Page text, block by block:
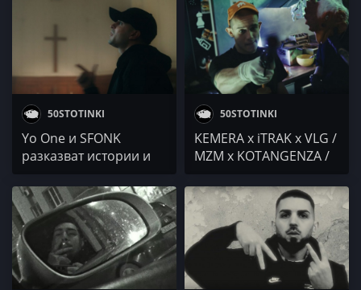
50STOTINKI
Yo One и SFONK
разказват истории и
50STOTINKI
KEMERA x iTRAK x VLG /
MZM x KOTANGENZA /
GRAIFERA x ArtimoX x
Todorov